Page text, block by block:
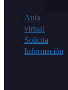
Aula
virtual
Solicita
Información